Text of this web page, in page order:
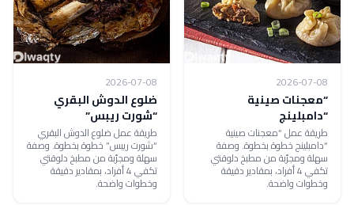
2026-07-08
“معجنات صينية
“دامبلينج
طريقة عمل “معجنات صينية
“دامبلينج خطوة بخطوة. وصفة
سهلة ومجرّبة من مطبخ دلوقتي
تكفي 4 أفراد، بمقادير دقيقة
وخطوات واضحة.
2026-07-08
ضلوع الدوش البقري
“شورت ريبس”
طريقة عمل ضلوع الدوش البقري
“شورت ريبس” خطوة بخطوة. وصفة
سهلة ومجرّبة من مطبخ دلوقتي
تكفي 4 أفراد، بمقادير دقيقة
وخطوات واضحة.